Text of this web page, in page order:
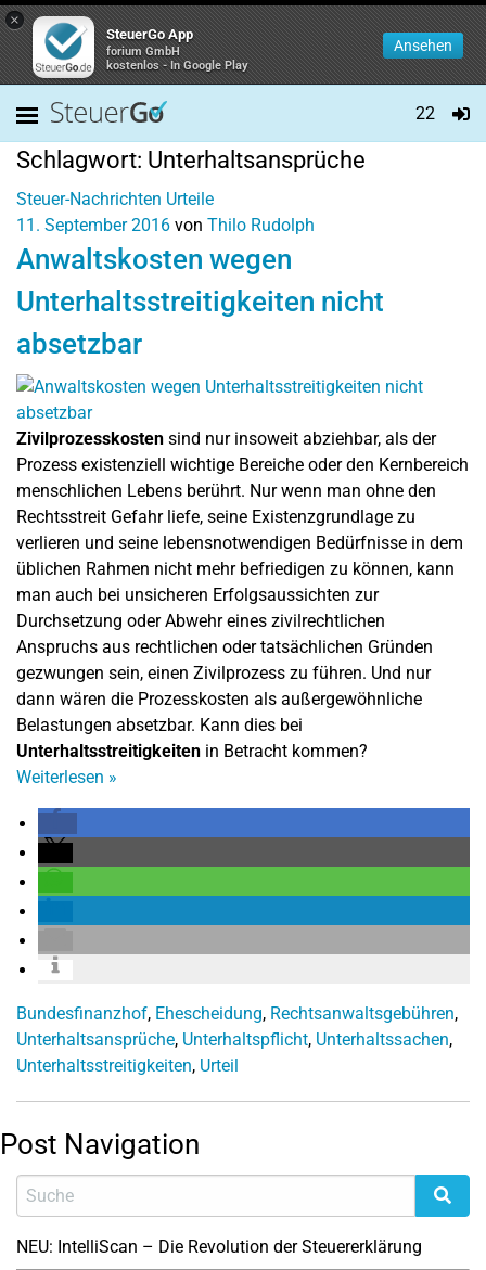
×
SteuerGo App
forium GmbH
kostenlos - In Google Play
Ansehen
22
Schlagwort: Unterhaltsansprüche
Steuer-Nachrichten Urteile
11. September 2016 von Thilo Rudolph
Anwaltskosten wegen
Unterhaltsstreitigkeiten nicht
absetzbar
Zivilprozesskosten sind nur insoweit abziehbar, als der
Prozess existenziell wichtige Bereiche oder den Kernbereich
menschlichen Lebens berührt. Nur wenn man ohne den
Rechtsstreit Gefahr liefe, seine Existenzgrundlage zu
verlieren und seine lebensnotwendigen Bedürfnisse in dem
üblichen Rahmen nicht mehr befriedigen zu können, kann
man auch bei unsicheren Erfolgsaussichten zur
Durchsetzung oder Abwehr eines zivilrechtlichen
Anspruchs aus rechtlichen oder tatsächlichen Gründen
gezwungen sein, einen Zivilprozess zu führen. Und nur
dann wären die Prozesskosten als außergewöhnliche
Belastungen absetzbar. Kann dies bei
Unterhaltsstreitigkeiten in Betracht kommen?
Weiterlesen »
Bundesfinanzhof, Ehescheidung, Rechtsanwaltsgebühren,
Unterhaltsansprüche, Unterhaltspflicht, Unterhaltssachen,
Unterhaltsstreitigkeiten, Urteil
Post Navigation
NEU: IntelliScan – Die Revolution der Steuererklärung